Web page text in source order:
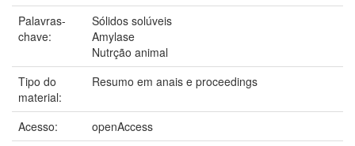
Palavras-
chave:
Sólidos solúveis
Amylase
Nutrção animal
Tipo do
material:
Resumo em anais e proceedings
Acesso:
openAccess